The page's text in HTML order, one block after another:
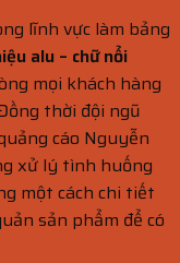
lĩnh vực làm bảng
alu – chữ nổi
mọi khách hàng
thời đội ngũ
cáo Nguyễn
xử lý tình huống
một cách chi tiết
sản phẩm để có